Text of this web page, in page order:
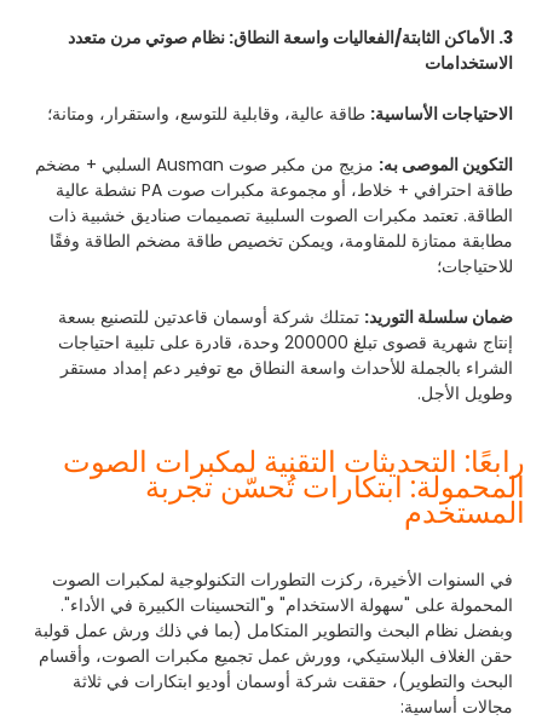
3. الأماكن الثابتة/الفعاليات واسعة النطاق: نظام صوتي مرن متعدد
الاستخدامات
الاحتياجات الأساسية: طاقة عالية، وقابلية للتوسع، واستقرار، ومتانة؛
التكوين الموصى به:
مزيج من مكبر صوت Ausman السلبي + مضخم
طاقة احترافي + خلاط، أو مجموعة مكبرات صوت PA نشطة عالية
الطاقة. تعتمد مكبرات الصوت السلبية تصميمات صناديق خشبية ذات
مطابقة ممتازة للمقاومة، ويمكن تخصيص طاقة مضخم الطاقة وفقًا
للاحتياجات؛
ضمان سلسلة التوريد: تمتلك شركة أوسمان قاعدتين للتصنيع بسعة
إنتاج شهرية قصوى تبلغ 200000 وحدة، قادرة على تلبية احتياجات
الشراء بالجملة للأحداث واسعة النطاق مع توفير دعم إمداد مستقر
وطويل الأجل.
رابعًا: التحديثات التقنية لمكبرات الصوت
المحمولة: ابتكارات تُحسّن تجربة
المستخدم
في السنوات الأخيرة، ركزت التطورات التكنولوجية لمكبرات الصوت
المحمولة على "سهولة الاستخدام" و"التحسينات الكبيرة في الأداء".
وبفضل نظام البحث والتطوير المتكامل (بما في ذلك ورش عمل قولبة
حقن الغلاف البلاستيكي، وورش عمل تجميع مكبرات الصوت، وأقسام
البحث والتطوير)، حققت شركة أوسمان أوديو ابتكارات في ثلاثة
مجالات أساسية: